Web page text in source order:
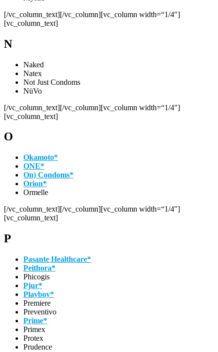
[/vc_column_text][/vc_column][vc_column width=“1/4″]
[vc_column_text]
N
Naked
Natex
Not Just Condoms
NüVo
[/vc_column_text][/vc_column][vc_column width=“1/4″]
[vc_column_text]
O
Okamoto*
ONE*
On) Condoms*
Orion*
Ormelle
[/vc_column_text][/vc_column][vc_column width=“1/4″]
[vc_column_text]
P
Pasante Healthcare*
Peithora*
Phicogis
Pjur*
Playboy*
Premiere
Preventivo
Prime*
Primex
Protex
Prudence